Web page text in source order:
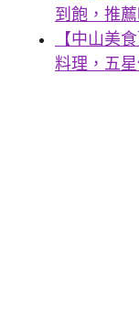
到飽，推薦
【中山美
料理，五